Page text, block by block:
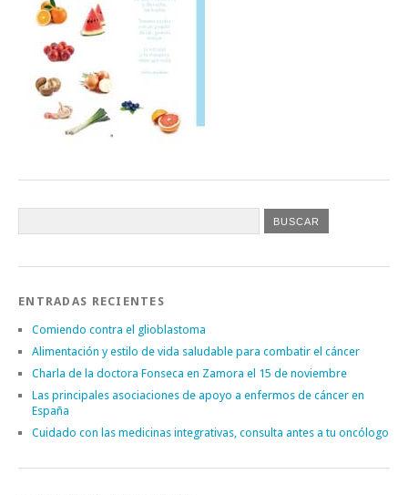
ENTRADAS RECIENTES
Comiendo contra el glioblastoma
Alimentación y estilo de vida saludable para combatir el cáncer
Charla de la doctora Fonseca en Zamora el 15 de noviembre
Las principales asociaciones de apoyo a enfermos de cáncer en
España
Cuidado con las medicinas integrativas, consulta antes a tu oncólogo